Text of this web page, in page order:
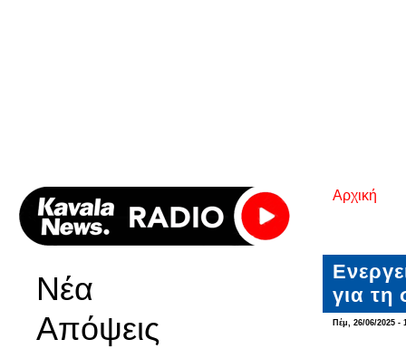
Νέα
Απόψεις
Είστε
Αρχική
για τη
Πέμ, 26/06/2025 -